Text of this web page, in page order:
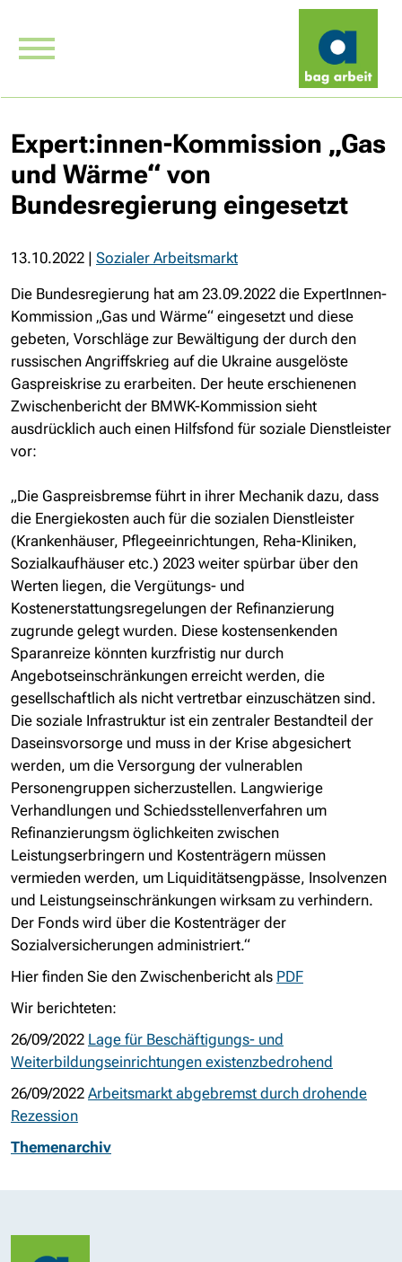
Expert:innen-Kommission „Gas
und Wärme“ von
Bundesregierung eingesetzt
13.10.2022 | Sozialer Arbeitsmarkt
Die Bundesregierung hat am 23.09.2022 die ExpertInnen-
Kommission „Gas und Wärme“ eingesetzt und diese
gebeten, Vorschläge zur Bewältigung der durch den
russischen Angriffskrieg auf die Ukraine ausgelöste
Gaspreiskrise zu erarbeiten. Der heute erschienenen
Zwischenbericht der BMWK-Kommission sieht
ausdrücklich auch einen Hilfsfond für soziale Dienstleister
vor:
„Die Gaspreisbremse führt in ihrer Mechanik dazu, dass
die Energiekosten auch für die sozialen Dienstleister
(Krankenhäuser, Pflegeeinrichtungen, Reha-Kliniken,
Sozialkaufhäuser etc.) 2023 weiter spürbar über den
Werten liegen, die Vergütungs- und
Kostenerstattungsregelungen der Refinanzierung
zugrunde gelegt wurden. Diese kostensenkenden
Sparanreize könnten kurzfristig nur durch
Angebotseinschränkungen erreicht werden, die
gesellschaftlich als nicht vertretbar einzuschätzen sind.
Die soziale Infrastruktur ist ein zentraler Bestandteil der
Daseinsvorsorge und muss in der Krise abgesichert
werden, um die Versorgung der vulnerablen
Personengruppen sicherzustellen. Langwierige
Verhandlungen und Schiedsstellenverfahren um
Refinanzierungsm öglichkeiten zwischen
Leistungserbringern und Kostenträgern müssen
vermieden werden, um Liquiditätsengpässe, Insolvenzen
und Leistungseinschränkungen wirksam zu verhindern.
Der Fonds wird über die Kostenträger der
Sozialversicherungen administriert.“
Hier finden Sie den Zwischenbericht als PDF
Wir berichteten:
26/09/2022 Lage für Beschäftigungs- und
Weiterbildungseinrichtungen existenzbedrohend
26/09/2022 Arbeitsmarkt abgebremst durch drohende
Rezession
Themenarchiv